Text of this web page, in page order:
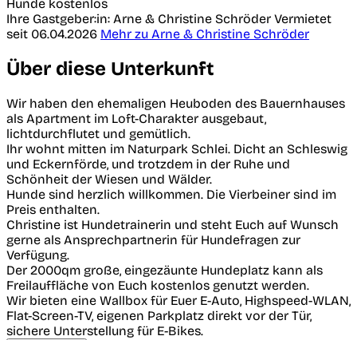
Hunde kostenlos
Ihre Gastgeber:in: Arne & Christine Schröder Vermietet
seit 06.04.2026 Mehr zu Arne & Christine Schröder
Über diese Unterkunft
Wir haben den ehemaligen Heuboden des Bauernhauses
als Apartment im Loft-Charakter ausgebaut,
lichtdurchflutet und gemütlich.
Ihr wohnt mitten im Naturpark Schlei. Dicht an Schleswig
und Eckernförde, und trotzdem in der Ruhe und
Schönheit der Wiesen und Wälder.
Hunde sind herzlich willkommen. Die Vierbeiner sind im
Preis enthalten.
Christine ist Hundetrainerin und steht Euch auf Wunsch
gerne als Ansprechpartnerin für Hundefragen zur
Verfügung.
Der 2000qm große, eingezäunte Hundeplatz kann als
Freilauffläche von Euch kostenlos genutzt werden.
Wir bieten eine Wallbox für Euer E-Auto, Highspeed-WLAN,
Flat-Screen-TV, eigenen Parkplatz direkt vor der Tür,
sichere Unterstellung für E-Bikes.